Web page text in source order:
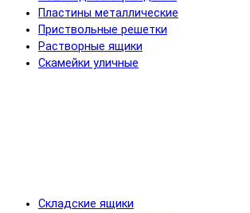
Пластины металлические
Приствольные решетки
Растворные ящики
Скамейки уличные
Складские ящики